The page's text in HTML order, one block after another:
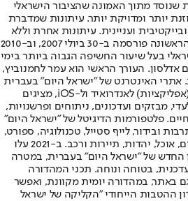
שנוסד מתוך האמונה שהציבור הישראלי
יותר ומדויקת יותר. עיתונות שמדברת
ועניינית. עיתונות אחרת וללא
תשלום. המהדורה המודפסת הראשונה פורסמה ב-30 ביולי 2007, וב-2010
בעל שיעור החשיפה הגבוה ביותר בימי
אדלסון. העורך הראשי הוא עמר לחמנוביץ,
אתרי האינטרנט של "ישראל היום" בעברית
ובאנגלית, כמו כן היישומונים (אפליקציות) לאנדרואיד ול-iOS, מציגים
מבזקים ועדכונים, ניתוחים ופרשנויות,
פלטפורמות הדיגיטל של "ישראל היום"
ובידור, לייף סטייל, טכנולוגיה, ספורט,
כלכלה וצרכנות, בריאות, חיילים, אוכל, יהדות, תיירות ורכב. ב-2021 עלו
החדש של "ישראל היום" בעברית, במטרה
בטוחה ונוחה. תכני המהדורה
באתר, במהדורה יומית מקוונת, ואפשר
ההטבות הייחודי "הקליקה של ישראל